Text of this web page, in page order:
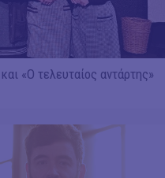
«Ο τελευταίος αντάρτης»